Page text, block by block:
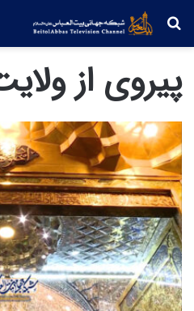
جستجو
پیروی از